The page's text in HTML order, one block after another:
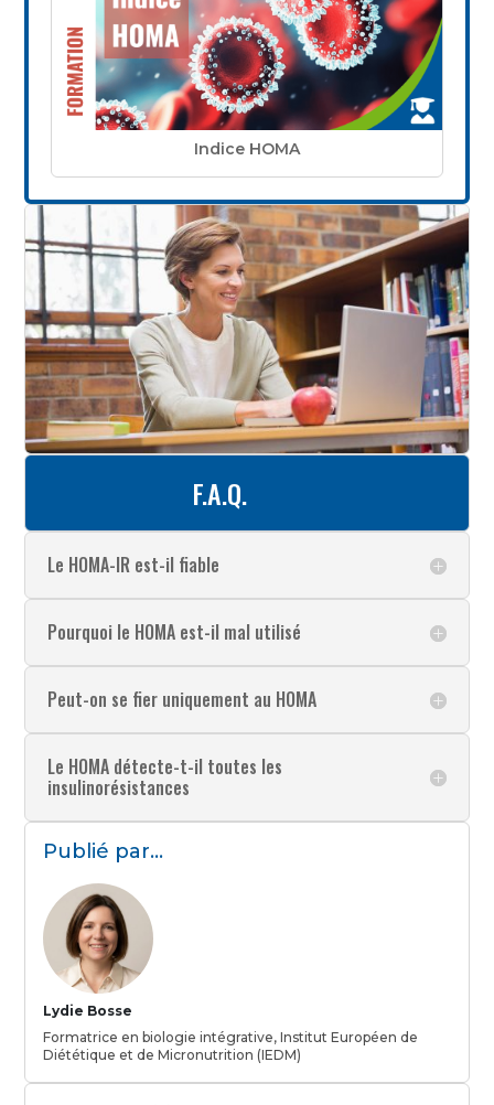
Indice HOMA
F.A.Q.
Le HOMA-IR est-il fiable
Pourquoi le HOMA est-il mal utilisé
Peut-on se fier uniquement au HOMA
Le HOMA détecte-t-il toutes les
insulinorésistances
Publié par...
Lydie Bosse
Formatrice en biologie intégrative, Institut Européen de
Diététique et de Micronutrition (IEDM)